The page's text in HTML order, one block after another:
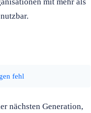
fehl
nächsten Generation,